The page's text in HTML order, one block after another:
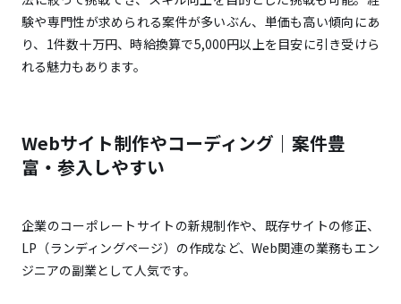
副業エンジニアの月収は「1万円〜5万円未満」が
最多
経歴やスキルを明確にアピールできるようにする
同じクライアントから継続的に案件を受注する
所属する会社で副業の制約がないか確認する
験や専門性が求められる案件が多いぶん、単価も高い傾向にあ
り、1件数十万円、時給換算で5,000円以上を目安に引き受けら
れる魅力もあります。
Webサイト制作やコーディング｜案件豊
富・参入しやすい
企業のコーポレートサイトの新規制作や、既存サイトの修正、
LP（ランディングページ）の作成など、Web関連の業務もエン
ジニアの副業として人気です。